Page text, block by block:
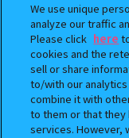
ガシャポンどこ？
アンケート
ウェブアクセシビ
We use unique
analyze our traffic
Please click here
cookies and the
sell or share
to/with our
combine it with
to them or that
services. However,